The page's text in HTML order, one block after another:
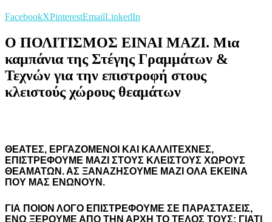
FacebookXPinterestEmailLinkedIn
Ο ΠΟΛΙΤΙΣΜΟΣ ΕΙΝΑΙ ΜΑΖΙ. Μια
καμπάνια της Στέγης Γραμμάτων &
Τεχνών για την επιστροφή στους
κλειστούς χώρους θεαμάτων
ΘΕΑΤΕΣ, ΕΡΓΑΖΟΜΕΝΟΙ ΚΑΙ ΚΑΛΛΙΤΕΧΝΕΣ,
ΕΠΙΣΤΡΕΦΟΥΜΕ ΜΑΖΙ ΣΤΟΥΣ ΚΛΕΙΣΤΟΥΣ ΧΩΡΟΥΣ
ΘΕΑΜΑΤΩΝ.ΑΣ ΞΑΝΑΖΗΣΟΥΜΕ ΜΑΖΙ ΟΛΑ ΕΚΕΙΝΑ
ΠΟΥ ΜΑΣ ΕΝΩΝΟΥΝ.
ΓΙΑ ΠΟΙΟΝ ΛΟΓΟ ΕΠΙΣΤΡΕΦΟΥΜΕ ΣΕ ΠΑΡΑΣΤΑΣΕΙΣ,
ΕΝΩ ΞΕΡΟΥΜΕ ΑΠΟ ΤΗΝ ΑΡΧΗ ΤΟ ΤΕΛΟΣ ΤΟΥΣ; ΓΙΑΤΙ